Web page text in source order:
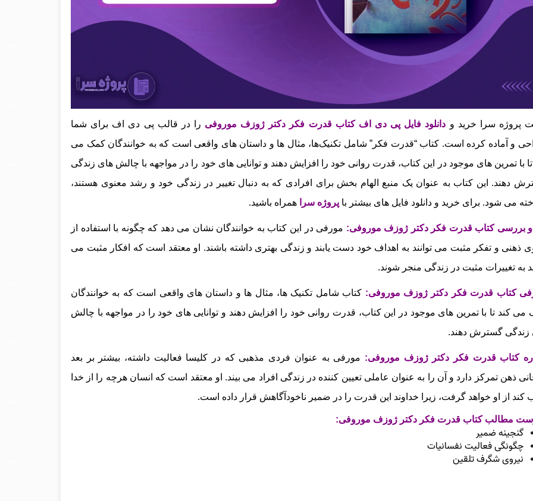
پروژه سرا خرید و دانلود فایل پی دی اف کتاب قدرت فکر دکتر ژوزف موروفی را در قالب پی دی اف برای شما
و آماده کرده است. کتاب “قدرت فکر” شامل تکنیک‌ها، مثال‌ ها و داستان‌ های واقعی است که به خوانندگان کمک می‌
با تمرین‌ های موجود در این کتاب، قدرت روانی خود را افزایش دهند و توانایی‌ های خود را در مواجهه با چالش‌ های زندگی
دهند. این کتاب به عنوان یک منبع الهام‌ بخش برای افرادی که به دنبال تغییر در زندگی خود و رشد معنوی هستند،
می‌ شود. برای خرید و دانلود فایل های بیشتر با پروژه سرا همراه باشید.
و بررسی کتاب قدرت فکر دکتر ژوزف موروفی: مورفی در این کتاب به خوانندگان نشان می‌ دهد که چگونه با استفاده از
ذهنی و تفکر مثبت می‌ توانند به اهداف خود دست یابند و زندگی بهتری داشته باشند. او معتقد است که افکار مثبت می‌
به تغییرات مثبت در زندگی منجر شوند.
کتاب قدرت فکر دکتر ژوزف موروفی: کتاب شامل تکنیک‌ ها، مثال‌ ها و داستان‌ های واقعی است که به خوانندگان
می‌ کند تا با تمرین‌ های موجود در این کتاب، قدرت روانی خود را افزایش دهند و توانایی‌ های خود را در مواجهه با چالش‌
زندگی گسترش دهند.
کتاب قدرت فکر دکتر ژوزف موروفی: مورفی به عنوان فردی مذهبی که در کلیسا فعالیت داشته، بیشتر بر بعد
ذهن تمرکز دارد و آن را به عنوان عاملی تعیین‌ کننده در زندگی افراد می‌ بیند. او معتقد است که انسان هرچه را از خدا
کند از او خواهد گرفت، زیرا خداوند این قدرت را در ضمیر ناخودآگاهش قرار داده است.
مطالب کتاب قدرت فکر دکتر ژوزف موروفی:
گنجینه ضمیر
چگونگی فعالیت نفسانیات
نیروی شگرف تلقین